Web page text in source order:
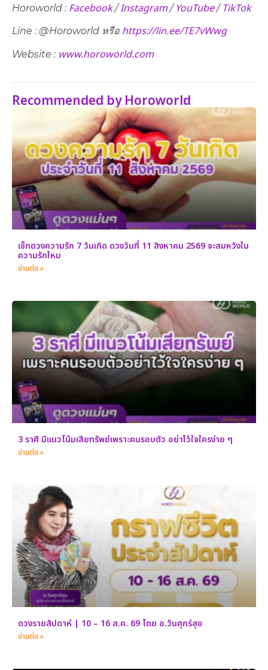
Horoworld : Facebook/Instagram/ YouTube/ TikTok
Line : @Horoworld หรือ https://lin.ee/TE7vWwg
Website : www.horoworld.com
Recommended by Horoworld
เช็กดวงความรัก 7 วันเกิด ดวงวันที่ 11 สิงหาคม 2569 จะสมหวังใน
ความรักไหม
อ่านต่อ »
3 ราศี มีแนวโน้มเสียทรัพย์เพราะคนรอบตัว อย่าไว้ใจใครง่าย ๆ
อ่านต่อ »
ดวงรายสัปดาห์ | 10 – 16 ส.ค. 69 โดย อ.วันศุกร์สุข
อ่านต่อ »